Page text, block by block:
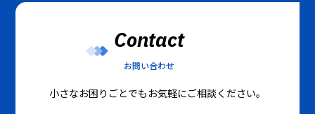
Contact
お問い合わせ
小さなお困りごとでもお気軽にご相談ください。